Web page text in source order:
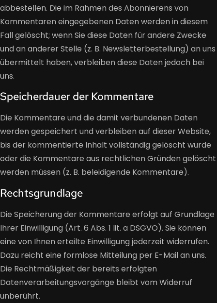
abbestellen. Die im Rahmen des Abonnierens von
Kommentaren eingegebenen Daten werden in diesem
Fall gelöscht; wenn Sie diese Daten für andere Zwecke
und an anderer Stelle (z. B. Newsletterbestellung) an uns
übermittelt haben, verbleiben diese Daten jedoch bei
uns.
Speicherdauer der Kommentare
Die Kommentare und die damit verbundenen Daten
werden gespeichert und verbleiben auf dieser Website,
bis der kommentierte Inhalt vollständig gelöscht wurde
oder die Kommentare aus rechtlichen Gründen gelöscht
werden müssen (z. B. beleidigende Kommentare).
Rechtsgrundlage
Die Speicherung der Kommentare erfolgt auf Grundlage
Ihrer Einwilligung (Art. 6 Abs. 1 lit. a DSGVO). Sie können
eine von Ihnen erteilte Einwilligung jederzeit widerrufen.
Dazu reicht eine formlose Mitteilung per E-Mail an uns.
Die Rechtmäßigkeit der bereits erfolgten
Datenverarbeitungsvorgänge bleibt vom Widerruf
unberührt.